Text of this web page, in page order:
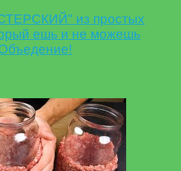
из простых
ешь и не можешь